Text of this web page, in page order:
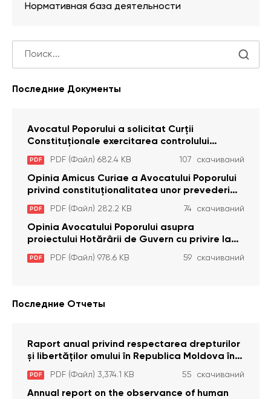
Нормативная база деятельности
Последние Документы
Avocatul Poporului a solicitat Curţii
Constituţionale exercitarea controlului
constituţionalităţii unor prevederi cu privire la
plata alocației sociale de stat persoanelor
cu dizabilitați care sunt private de liberate
PDF PDF (Файл) 682.4 KB 107 скачиваний
Opinia Amicus Curiae a Avocatului Poporului
privind constituționalitatea unor prevederi
care interzic angajarea în organizațiile de
pază particulară a persoanelor condamnate
pentru comiterea cu intenție a unor infracțiuni
a fost luată în considerare de Curtea
Constituțională
PDF PDF (Файл) 282.2 KB 74 скачиваний
Opinia Avocatului Poporului asupra
proiectului Hotărârii de Guvern cu privire la
aprobarea proiectului de lege privind
activitatea sanitară veterinarăa
PDF PDF (Файл) 978.6 KB 59 скачиваний
Последние Отчеты
Raport anual privind respectarea drepturilor
și libertăților omului în Republica Moldova în
anul 2023
PDF PDF (Файл) 3,374.1 KB 55 скачиваний
Annual report on the observance of human